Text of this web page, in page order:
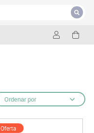
CERRAR
Ordenar por
Oferta